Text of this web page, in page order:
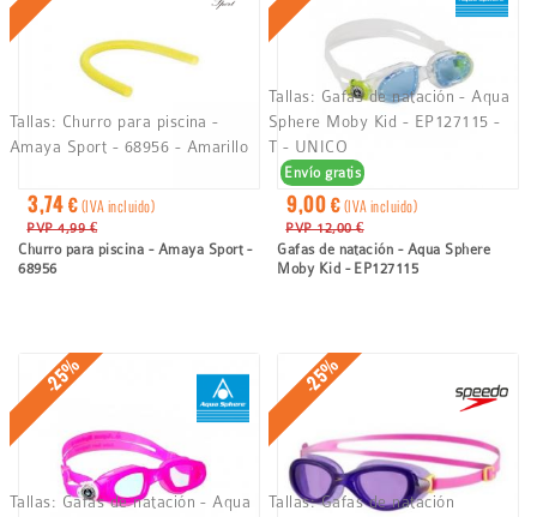
a
navegación
3,74 € (IVA incluido)
PVP 4,99 €
Churro para piscina - Amaya Sport -
68956
Tallas: Churro para piscina -
Amaya Sport - 68956 - Amarillo
Envío gratis
9,00 € (IVA incluido)
PVP 12,00 €
Gafas de natación - Aqua Sphere
Moby Kid - EP127115
Tallas: Gafas de natación - Aqua
Sphere Moby Kid - EP127115 -
T - UNICO
-25%
Tallas: Gafas de natación - Aqua
-25%
Tallas:Gafas de natación